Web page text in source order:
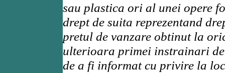
sau plastica ori al unei opere
drept de suita reprezentand
pretul de vanzare obtinut la
ulterioara primei instrainari
de a fi informat cu privire la